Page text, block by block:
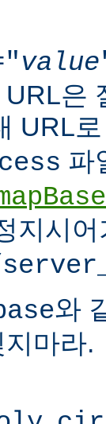
value
은
URL
파
지시
와
마라.